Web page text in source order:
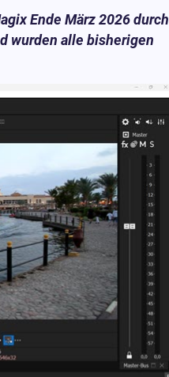
Ende März 2026 durch
wurden alle bisherigen